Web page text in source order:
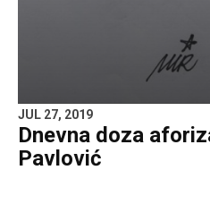
JUL 27, 2019
Dnevna doza
Pavlović